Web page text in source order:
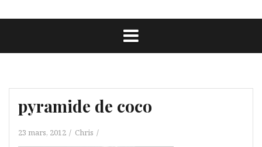
pyramide de coco
23 mars, 2012 Chris